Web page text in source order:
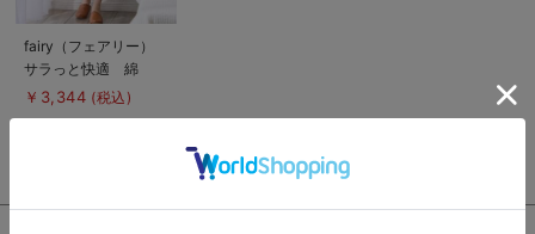
商
品
詳
を
見
fairy（フェアリー）
サラっと快適 綿
100%ネグリジェ マ
￥3,344 (税込)
お気に入り商品を確認する